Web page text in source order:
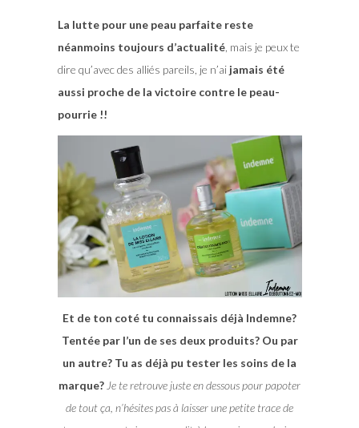
La lutte pour une peau parfaite reste
néanmoins toujours d’actualité, mais je peux te
dire qu’avec des alliés pareils, je n’ai jamais été
aussi proche de la victoire contre le peau-
pourrie !!
Et de ton coté tu connaissais déjà Indemne?
Tentée par l’un de ses deux produits? Ou par
un autre? Tu as déjà pu tester les soins de la
marque? Je te retrouve juste en dessous pour papoter
de tout ça, n’hésites pas à laisser une petite trace de